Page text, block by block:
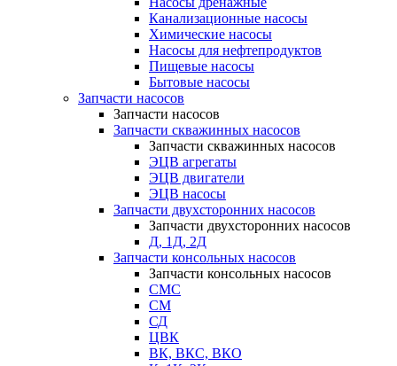
Канализационные насосы
Химические насосы
Насосы для нефтепродуктов
Пищевые насосы
Бытовые насосы
Запчасти насосов
Запчасти насосов
Запчасти скважинных насосов
Запчасти скважинных насосов
ЭЦВ агрегаты
ЭЦВ двигатели
ЭЦВ насосы
Запчасти двухсторонних насосов
Запчасти двухсторонних насосов
Д, 1Д, 2Д
Запчасти консольных насосов
Запчасти консольных насосов
СМС
СМ
СД
ЦВК
ВК, ВКС, ВКО